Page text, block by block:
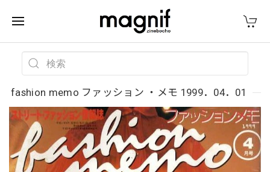
fashion memo ファッション ・メモ 1999．04．01